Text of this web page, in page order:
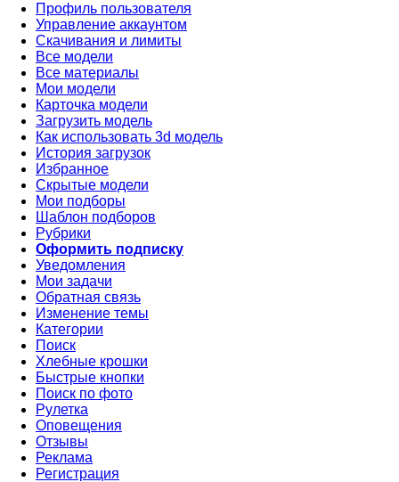
Профиль пользователя
Управление аккаунтом
Скачивания и лимиты
Все модели
Все материалы
Мои модели
Карточка модели
Загрузить модель
Как использовать 3d модель
История загрузок
Избранное
Скрытые модели
Мои подборы
Шаблон подборов
Рубрики
Оформить подписку
Уведомления
Мои задачи
Обратная связь
Изменение темы
Категории
Поиск
Хлебные крошки
Быстрые кнопки
Поиск по фото
Рулетка
Оповещения
Отзывы
Реклама
Регистрация